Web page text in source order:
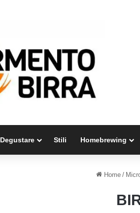
Degustare Stili Homebrewing
Home /